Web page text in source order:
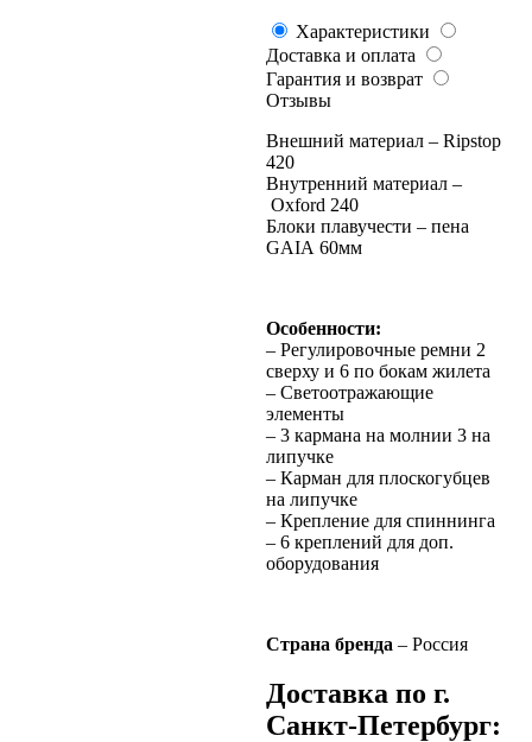
Характеристики
Доставка и оплата
Гарантия и возврат
Отзывы
Внешний материал – Ripstop
420
Внутренний материал –
Oxford 240
Блоки плавучести – пена
GAIA 60мм
Особенности:
– Регулировочные ремни 2
сверху и 6 по бокам жилета
– Светоотражающие
элементы
– 3 кармана на молнии 3 на
липучке
– Карман для плоскогубцев
на липучке
– Крепление для спиннинга
– 6 креплений для доп.
оборудования
Страна бренда – Россия
Доставка по г.
Санкт-Петербург: